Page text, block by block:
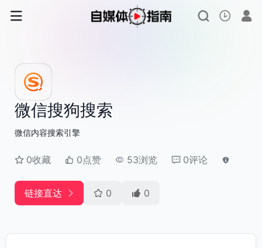
微信搜狗搜索
微信内容搜索引擎
0收藏 0点赞 53浏览 0评论
链接直达 0 0